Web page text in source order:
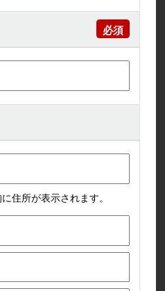
住所が表示されます。